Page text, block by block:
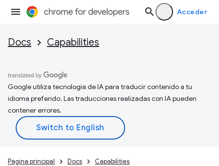
Acceder
Docs Capabilities
Google utiliza tecnología de IA para traducir contenido a tu
idioma preferido. Las traducciones realizadas con IA pueden
contener errores.
Página principal Docs Capabilities